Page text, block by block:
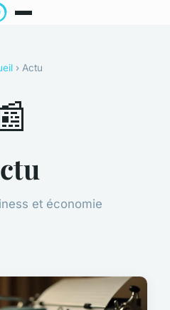
› Actu
et économie